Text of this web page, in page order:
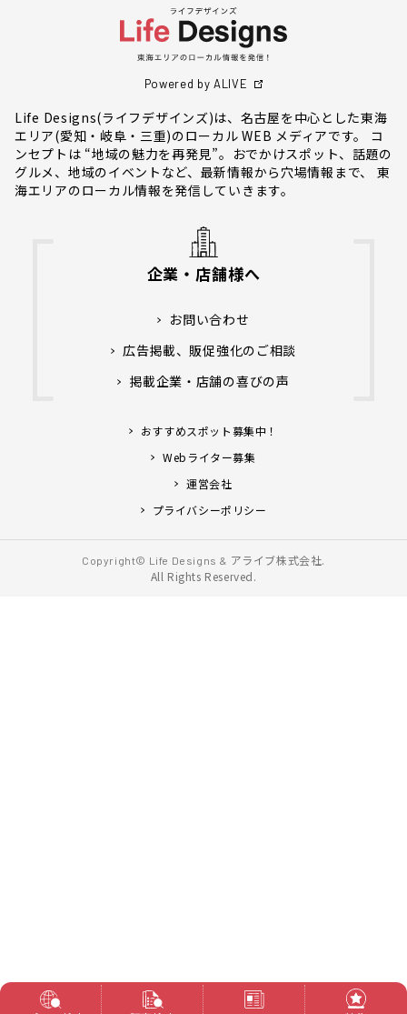
Powered by ALIVE
Life Designs(ライフデザインズ)は、名古屋を中心とした東海
エリア(愛知・岐阜・三重)のローカル WEB メディアです。 コ
ンセプトは “地域の魅力を再発見”。おでかけスポット、話題の
グルメ、地域のイベントなど、最新情報から穴場情報まで、 東
海エリアのローカル情報を発信していきます。
企業・店舗様へ
お問い合わせ
広告掲載、販促強化のご相談
掲載企業・店舗の喜びの声
おすすめスポット募集中！
Webライター募集
運営会社
プライバシーポリシー
Copyright© Life Designs & アライブ株式会社.
All Rights Reserved.